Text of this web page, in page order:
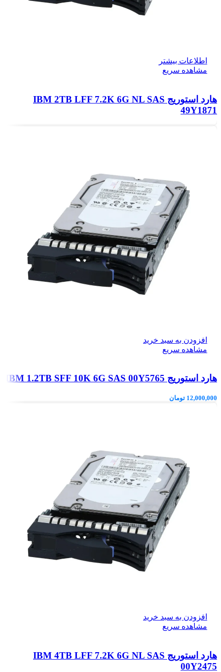
اطلاعات بیشتر
مشاهده سریع
هارد استوریج IBM 2TB LFF 7.2K 6G NL SAS
49Y1871
افزودن به سبد خرید
مشاهده سریع
هارد استوریج IBM 1.2TB SFF 10K 6G SAS 00Y5765
12,000,000 تومان
افزودن به سبد خرید
مشاهده سریع
هارد استوریج IBM 4TB LFF 7.2K 6G NL SAS
00Y2475